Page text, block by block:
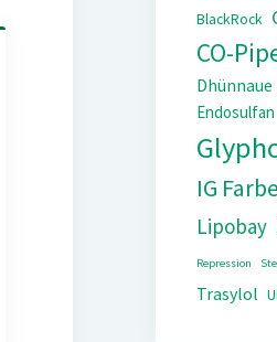
BlackRock
CO-
Dhünnaue
Endosulfan
IG
Lipobay
Repression
Trasylol